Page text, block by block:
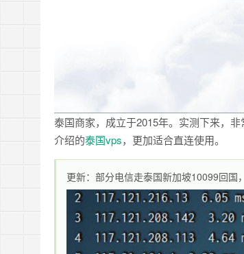
泰国商家，成立于2015年。实测下来，
介绍的泰国vps，更加适合直连使用。
更新：部分电信走泰国新加坡10099回